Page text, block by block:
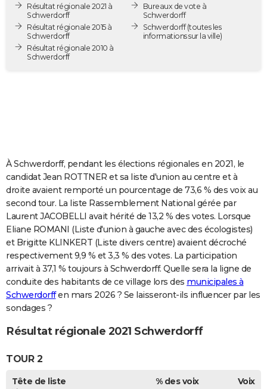
Destinations
City break
Voyage nature
Voyage de noces
Forum
PHOTO
GUIDES D'ACHAT
BONS PLANS
COPAINS D'AVANT
S'inscrire
Se connecter
Lycées
Collèges
Primaires
Universités
Entreprises
Service militaire
Avis de recherche
FORUM
Bricolage
Lifestyle
Culture
Sport
Auto
Television
Voyage
Cinema
Résultat régionale 2021 à
Schwerdorff
Résultat régionale 2015 à
Schwerdorff
Résultat régionale 2010 à
Schwerdorff
Bureaux de vote à
Schwerdorff
Schwerdorff(toutes les
informations sur la ville)
À Schwerdorff, pendant les élections régionales en 2021, le
candidat Jean ROTTNER et sa liste d'union au centre et à
droite avaient remporté un pourcentage de 73,6 % des voix au
second tour. La liste Rassemblement National gérée par
Laurent JACOBELLI avait hérité de 13,2 % des votes. Lorsque
Eliane ROMANI (Liste d'union à gauche avec des écologistes)
et Brigitte KLINKERT (Liste divers centre) avaient décroché
respectivement 9,9 % et 3,3 % des votes. La participation
arrivait à 37,1 % toujours à Schwerdorff. Quelle sera la ligne de
conduite des habitants de ce village lors des municipales à
Schwerdorffen mars 2026 ? Se laisseront-ils influencer par les
sondages ?
Résultat régionale 2021 Schwerdorff
TOUR 2
Tête de liste % des voix Voix